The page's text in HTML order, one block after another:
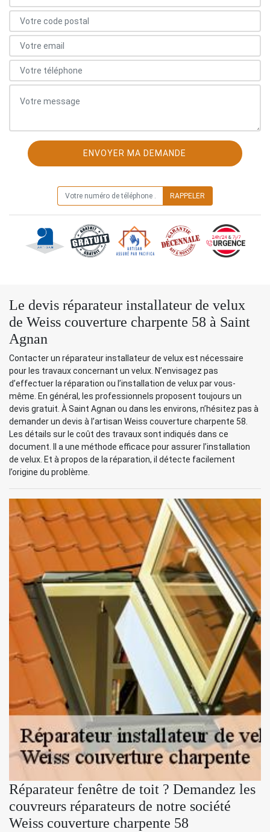
Le devis réparateur installateur de velux
de Weiss couverture charpente 58 à Saint
Agnan
Contacter un réparateur installateur de velux est nécessaire
pour les travaux concernant un velux. N’envisagez pas
d’effectuer la réparation ou l’installation de velux par vous-
même. En général, les professionnels proposent toujours un
devis gratuit. À Saint Agnan ou dans les environs, n’hésitez pas à
demander un devis à l’artisan Weiss couverture charpente 58.
Les détails sur le coût des travaux sont indiqués dans ce
document. Il a une méthode efficace pour assurer l’installation
de velux. Et à propos de la réparation, il détecte facilement
l’origine du problème.
Réparateur fenêtre de toit ? Demandez les
couvreurs réparateurs de notre société
Weiss couverture charpente 58